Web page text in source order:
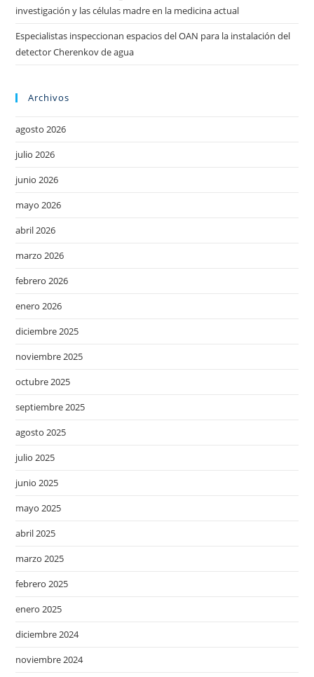
investigación y las células madre en la medicina actual
Especialistas inspeccionan espacios del OAN para la instalación del
detector Cherenkov de agua
Archivos
agosto 2026
julio 2026
junio 2026
mayo 2026
abril 2026
marzo 2026
febrero 2026
enero 2026
diciembre 2025
noviembre 2025
octubre 2025
septiembre 2025
agosto 2025
julio 2025
junio 2025
mayo 2025
abril 2025
marzo 2025
febrero 2025
enero 2025
diciembre 2024
noviembre 2024